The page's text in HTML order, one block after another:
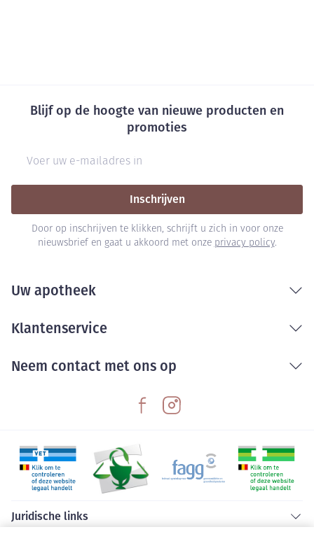
Blijf op de hoogte van nieuwe producten en
promoties
Inschrijven
Door op inschrijven te klikken, schrijft u zich in voor onze
nieuwsbrief en gaat u akkoord met onze privacy policy.
Uw apotheek
Klantenservice
Neem contact met ons op
Juridische links